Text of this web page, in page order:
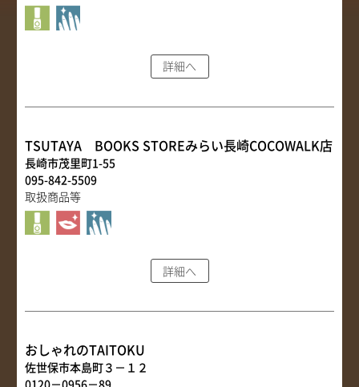
詳細へ
TSUTAYA BOOKS STOREみらい長崎COCOWALK店
長崎市茂里町1-55
095-842-5509
取扱商品等
詳細へ
おしゃれのTAITOKU
佐世保市本島町３－１２
0120－0956－89